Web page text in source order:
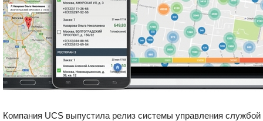
Компания UCS выпустила релиз системы управления